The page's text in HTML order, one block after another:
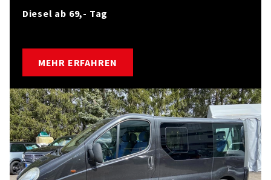
Diesel ab 69,- Tag
MEHR ERFAHREN